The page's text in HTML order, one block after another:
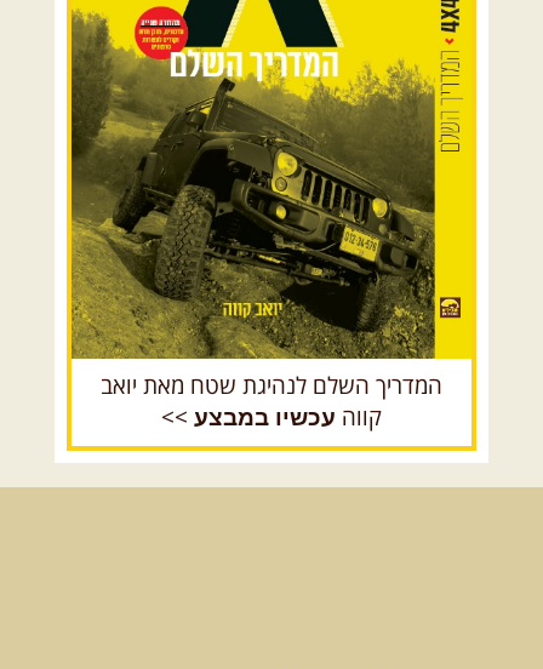
המדריך השלם לנהיגת שטח מאת יואב
קווה עכשיו במבצע >>